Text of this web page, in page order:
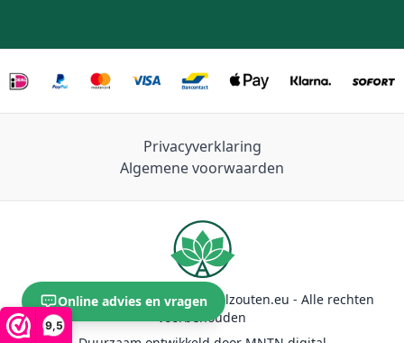
9,5
Online advies en vragen
Privacyverklaring
Algemene voorwaarden
© 2026 Anemoon Celzouten / Celzouten.eu - Alle rechten
voorbehouden